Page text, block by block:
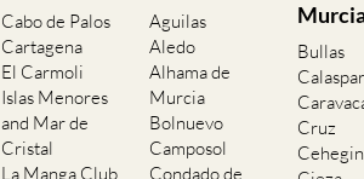
Cabo de Palos
Cartagena
El Carmoli
Islas Menores
and Mar de
Cristal
La Manga Club
Aguilas
Aledo
Alhama de
Murcia
Bolnuevo
Camposol
Condado de
Bullas
Cruz
Cehegin